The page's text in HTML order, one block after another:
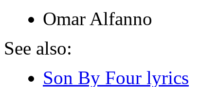
Omar Alfanno
See also:
Son By Four lyrics